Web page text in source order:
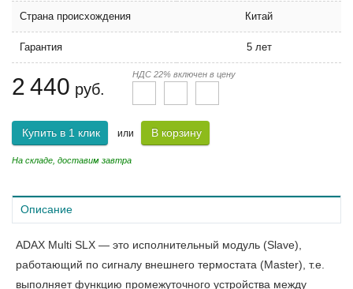
Страна происхождения Китай
Гарантия 5 лет
2 440 руб.
НДС 22% включен в цену
Купить в 1 клик или В корзину
На складе, доставим завтра
Описание
ADAX Multi SLX — это исполнительный модуль (Slave),
работающий по сигналу внешнего термостата (Master), т.е.
выполняет функцию промежуточного устройства между